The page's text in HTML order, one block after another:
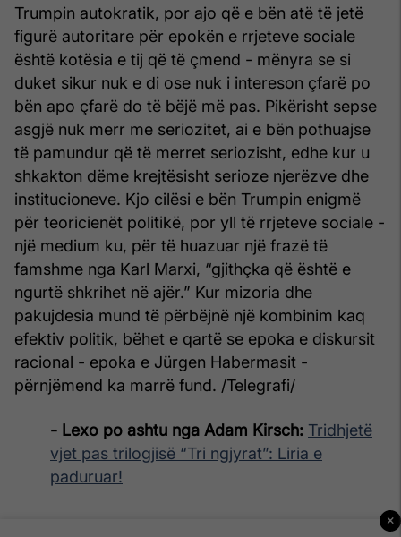
Trumpin autokratik, por ajo që e bën atë të jetë
figurë autoritare për epokën e rrjeteve sociale
është kotësia e tij që të çmend - mënyra se si
duket sikur nuk e di ose nuk i intereson çfarë po
bën apo çfarë do të bëjë më pas. Pikërisht sepse
asgjë nuk merr me seriozitet, ai e bën pothuajse
të pamundur që të merret seriozisht, edhe kur u
shkakton dëme krejtësisht serioze njerëzve dhe
institucioneve. Kjo cilësi e bën Trumpin enigmë
për teoricienët politikë, por yll të rrjeteve sociale -
një medium ku, për të huazuar një frazë të
famshme nga Karl Marxi, “gjithçka që është e
ngurtë shkrihet në ajër.” Kur mizoria dhe
pakujdesia mund të përbëjnë një kombinim kaq
efektiv politik, bëhet e qartë se epoka e diskursit
racional - epoka e Jürgen Habermasit -
përnjëmend ka marrë fund. /Telegrafi/
- Lexo po ashtu nga Adam Kirsch: Tridhjetë
vjet pas trilogjisë “Tri ngjyrat”: Liria e
paduruar!
×